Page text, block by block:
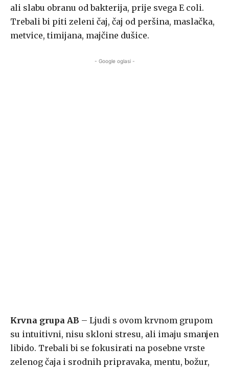
ali slabu obranu od bakterija, prije svega E coli.
Trebali bi piti zeleni čaj, čaj od peršina, maslačka,
metvice, timijana, majčine dušice.
- Google oglasi -
Krvna grupa AB – Ljudi s ovom krvnom grupom
su intuitivni, nisu skloni stresu, ali imaju smanjen
libido. Trebali bi se fokusirati na posebne vrste
zelenog čaja i srodnih pripravaka, mentu, božur,